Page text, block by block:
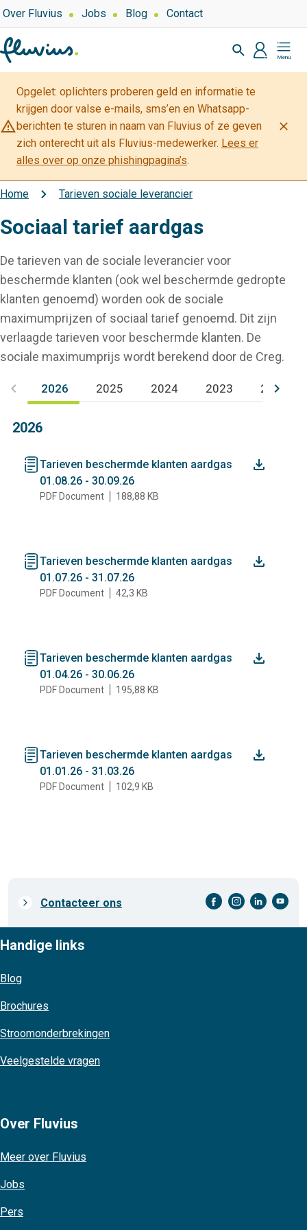
Overslaan
en
naar
de
inhoud
gaan
Top
navigation
Over Fluvius Jobs Blog Contact
Zoeken
profiel
Mijn
Fluvius
warning_amber
Opgelet: oplichters proberen geld en informatie te
krijgen door valse e-mails, sms’en en Whatsapp-
berichten te sturen in naam van Fluvius of ze geven
zich onterecht uit als Fluvius-medewerker. Lees er
alles over op onze phishingpagina’s.
close
Kruimelpad
Home Tarieven sociale leverancier
Sociaal tarief aardgas
De tarieven van de sociale leverancier voor
beschermde klanten (ook wel beschermde gedropte
klanten genoemd) worden ook de sociale
maximumprijzen of sociaal tarief genoemd. Dit zijn
verlaagde tarieven voor beschermde klanten. De
sociale maximumprijs wordt berekend door de Creg.
keyboard_arrow_left 2026
(actieve tabblad)
2025 2024 2023 2022
keyboard_arrow_right
2026
document Tarieven beschermde klanten aardgas
01.08.26 - 30.09.26
PDF Document 188,88 KB
document Tarieven beschermde klanten aardgas
01.07.26 - 31.07.26
PDF Document 42,3 KB
document Tarieven beschermde klanten aardgas
01.04.26 - 30.06.26
PDF Document 195,88 KB
document Tarieven beschermde klanten aardgas
01.01.26 - 31.03.26
PDF Document 102,9 KB
Prefooter
Contacteer ons facebook-cirkel instagram-cirkel linkedin-cirkel youtube-cirkel
Handige links
Blog
Brochures
Stroomonderbrekingen
Veelgestelde vragen
Over Fluvius
Meer over Fluvius
Jobs
Pers